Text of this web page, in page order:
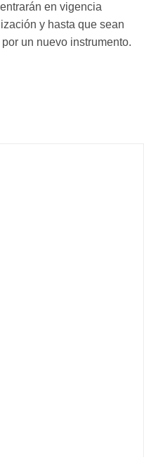
en vigencia
y hasta que sean
un nuevo instrumento.